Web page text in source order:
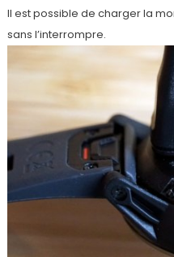
Il est possible de charger la
sans l’interrompre.